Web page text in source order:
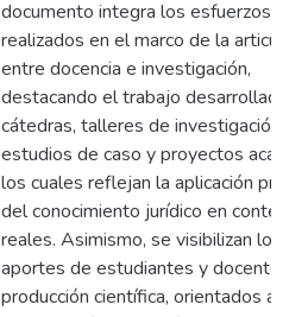
documento integra los esfuerzos
realizados en el marco de la
entre docencia e investigación,
destacando el trabajo
cátedras, talleres de investigación,
estudios de caso y proyectos
los cuales reflejan la aplicación
del conocimiento jurídico en
reales. Asimismo, se visibilizan los
aportes de estudiantes y
producción científica, orientados a